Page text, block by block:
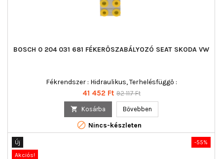
BOSCH 0 204 031 681 FÉKERŐSZABÁLYOZÓ SEAT SKODA VW
Fékrendszer : Hidraulikus, Terhelésfüggő :
Ár
41 452 Ft Normál
92 117 Ft
 Kosárba Bővebben
 Nincs-készleten
-55%
Új
Akciós!